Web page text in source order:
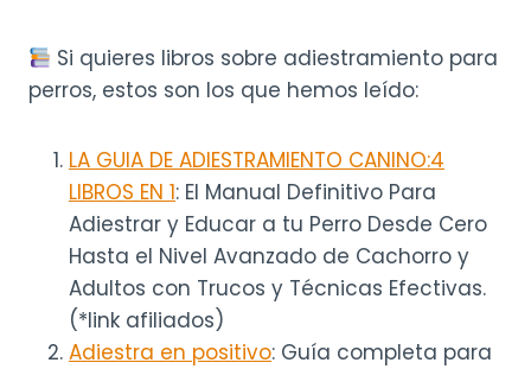
Si quieres libros sobre adiestramiento para
perros, estos son los que hemos leído:
LA GUIA DE ADIESTRAMIENTO CANINO:4
LIBROS EN 1: El Manual Definitivo Para
Adiestrar y Educar a tu Perro Desde Cero
Hasta el Nivel Avanzado de Cachorro y
Adultos con Trucos y Técnicas Efectivas.
(*link afiliados)
Adiestra en positivo: Guía completa para